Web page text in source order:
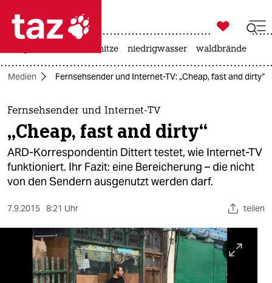
 taz zahl ich
taz zahl ich
themen
politik
öko
sport
berlin

taz zahl ich
hitze niedrigwasser waldbrände
Medien Fernsehsender und Internet-TV: „Cheap, fast and dirty“
Fernsehsender und Internet-TV
„Cheap, fast and dirty“
ARD-Korrespondentin Dittert testet, wie Internet-TV
funktioniert. Ihr Fazit: eine Bereicherung – die nicht
von den Sendern ausgenutzt werden darf.
7.9.2015 8:21 Uhr teilen